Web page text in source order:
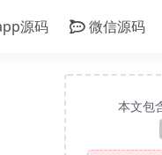
源码 微信源码
本文包